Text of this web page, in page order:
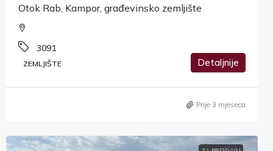
Otok Rab, Kampor, građevinsko zemljište
3091
ZEMLJIŠTE Detaljnije
Prije 3 mjeseca